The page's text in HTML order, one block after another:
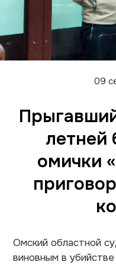
09
летней
омички
Омский областной
виновным в